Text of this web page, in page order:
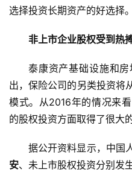
选择投资长期资产的好选择。
非上市企业股权受到热
泰康资产基础设施和
出，保险公司的另类投资将
模式。从2016年的情况来
的股权投资方面取得了很大
据公开资料显示，中国
安、未上市股权投资分别发